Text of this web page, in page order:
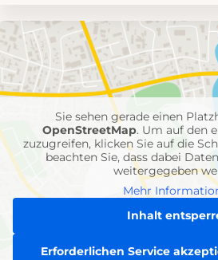
mit
Feuerwehr-
Einheiten
Sie sehen gerade einen
OpenStreetMap. Um auf den
zuzugreifen, klicken Sie auf die
beachten Sie, dass dabei
weitergegeben
Mehr
Inhalt
Erforderlichen Service